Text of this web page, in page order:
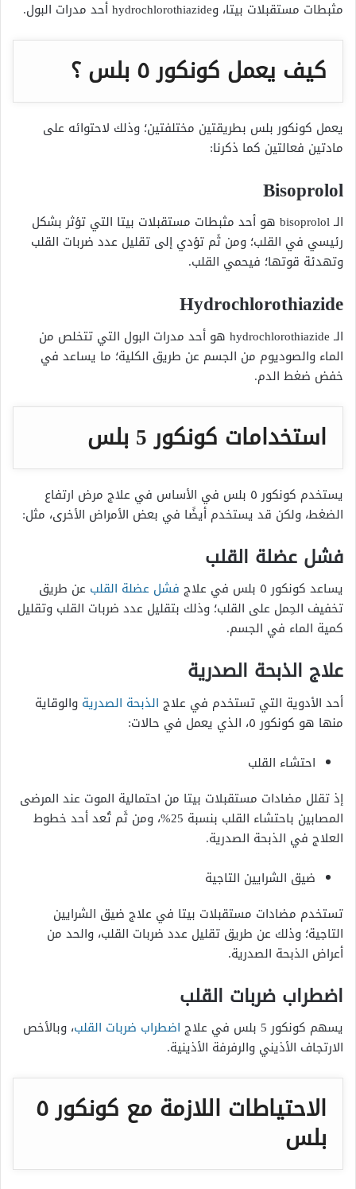
مثبطات مستقبلات بيتا، وhydrochlorothiazide أحد مدرات البول.
كيف يعمل كونكور ٥ بلس ؟
يعمل كونكور بلس بطريقتين مختلفتين؛ وذلك لاحتوائه على
مادتين فعالتين كما ذكرنا:
Bisoprolol
الـ bisoprolol هو أحد مثبطات مستقبلات بيتا التي تؤثر بشكل
رئيسي في القلب؛ ومن ثَم تؤدي إلى تقليل عدد ضربات القلب
وتهدئة قوتها؛ فيحمي القلب.
Hydrochlorothiazide
الـ hydrochlorothiazide هو أحد مدرات البول التي تتخلص من
الماء والصوديوم من الجسم عن طريق الكلية؛ ما يساعد في
خفض ضغط الدم.
استخدامات كونكور 5 بلس
يستخدم كونكور ٥ بلس في الأساس في علاج مرض ارتفاع
الضغط، ولكن قد يستخدم أيضًا في بعض الأمراض الأخرى، مثل:
فشل عضلة القلب
يساعد كونكور ٥ بلس في علاج فشل عضلة القلب عن طريق
تخفيف الحِمل على القلب؛ وذلك بتقليل عدد ضربات القلب وتقليل
كمية الماء في الجسم.
علاج الذبحة الصدرية
أحد الأدوية التي تستخدم في علاج الذبحة الصدرية والوقاية
منها هو كونكور ٥، الذي يعمل في حالات:
احتشاء القلب
إذ تقلل مضادات مستقبلات بيتا من احتمالية الموت عند المرضى
المصابين باحتشاء القلب بنسبة 25%، ومن ثَم تُعد أحد خطوط
العلاج في الذبحة الصدرية.
ضيق الشرايين التاجية
تستخدم مضادات مستقبلات بيتا في علاج ضيق الشرايين
التاجية؛ وذلك عن طريق تقليل عدد ضربات القلب، والحد من
أعراض الذبحة الصدرية.
اضطراب ضربات القلب
يسهم كونكور 5 بلس في علاج اضطراب ضربات القلب، وبالأخص
الارتجاف الأذيني والرفرفة الأذينية.
الاحتياطات اللازمة مع كونكور ٥
بلس